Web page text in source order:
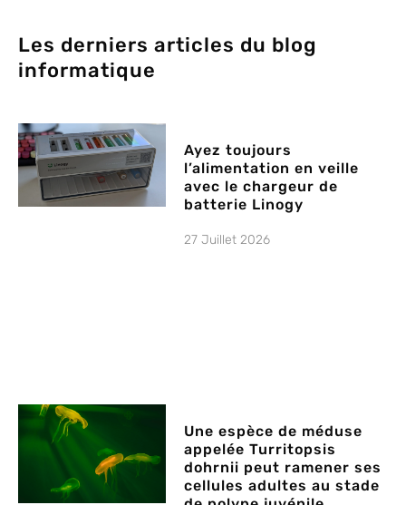
Les derniers articles du blog
informatique
Ayez toujours
l’alimentation en veille
avec le chargeur de
batterie Linogy
27 Juillet 2026
Une espèce de méduse
appelée Turritopsis
dohrnii peut ramener ses
cellules adultes au stade